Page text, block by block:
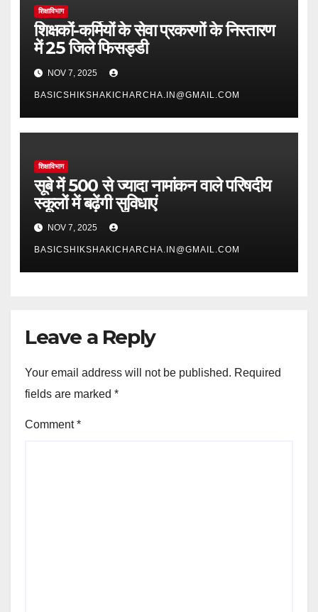
शिक्षाविभाग
शिक्षकों-कर्मियों के सेवा प्रकरणों के निस्तारण
में 25 जिले फिसड्डी
NOV 7, 2025
BASICSHIKSHAKICHARCHA.IN@GMAIL.COM
शिक्षाविभाग
सूबे में 500 से ज्यादा नामांकन वाले परिषदीय
स्कूलों में बढ़ेंगी सुविधाएं
NOV 7, 2025
BASICSHIKSHAKICHARCHA.IN@GMAIL.COM
Leave a Reply
Your email address will not be published. Required
fields are marked *
Comment*